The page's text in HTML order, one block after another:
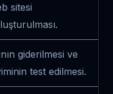
sitesi
giderilmesi ve
test edilmesi.